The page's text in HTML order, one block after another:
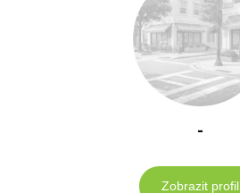
-
Zobrazit profil